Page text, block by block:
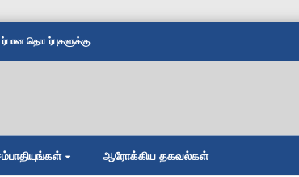
தொடர்புகளுக்கு
ஆரோக்கிய தகவல்கள்